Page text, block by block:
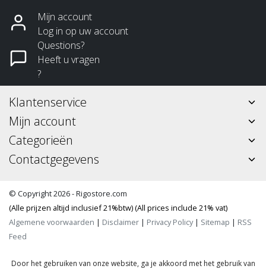
Mijn account
Log in op uw account
Questions?
Heeft u vragen
?
Klantenservice
Mijn account
Categorieën
Contactgegevens
© Copyright 2026 - Rigostore.com
(Alle prijzen altijd inclusief 21%btw) (All prices include 21% vat)
Algemene voorwaarden | Disclaimer | Privacy Policy| Sitemap | RSS
Feed
Door het gebruiken van onze website, ga je akkoord met het gebruik van